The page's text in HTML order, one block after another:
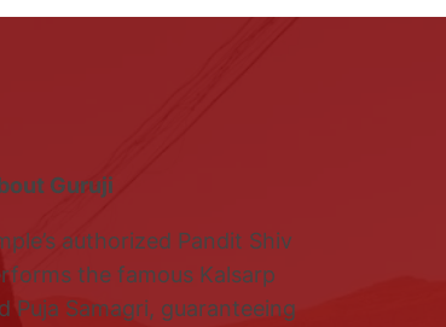
Guruji
authorized Pandit Shiv
the famous Kalsarp
Puja Samagri, guaranteeing